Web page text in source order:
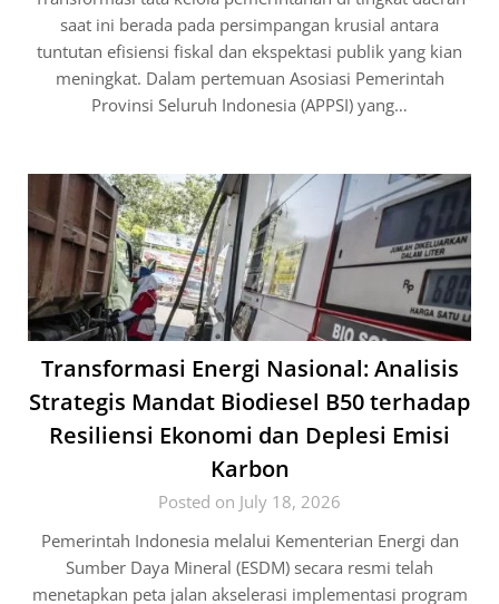
saat ini berada pada persimpangan krusial antara
tuntutan efisiensi fiskal dan ekspektasi publik yang kian
meningkat. Dalam pertemuan Asosiasi Pemerintah
Provinsi Seluruh Indonesia (APPSI) yang…
Transformasi Energi Nasional: Analisis
Strategis Mandat Biodiesel B50 terhadap
Resiliensi Ekonomi dan Deplesi Emisi
Karbon
Posted on July 18, 2026
Pemerintah Indonesia melalui Kementerian Energi dan
Sumber Daya Mineral (ESDM) secara resmi telah
menetapkan peta jalan akselerasi implementasi program